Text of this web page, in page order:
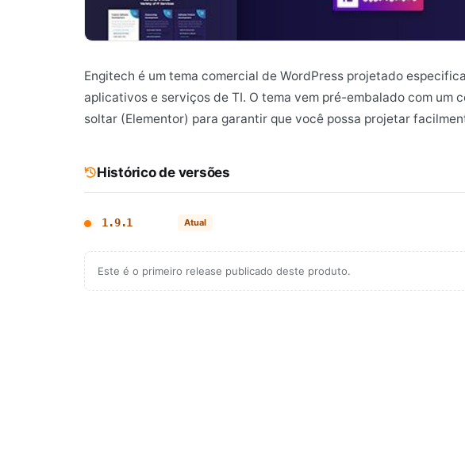
Engitech é um tema comercial de WordPress projetado
aplicativos e serviços de TI. O tema vem pré-embalado com um
soltar (Elementor) para garantir que você possa projetar
Histórico de versões
1.9.1 Atual
Este é o primeiro release publicado deste produto.